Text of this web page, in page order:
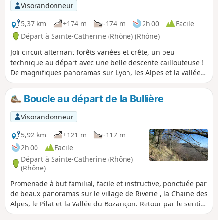
Visorandonneur
5,37 km
+174 m -174 m 2h 00
Facile
Départ à Sainte-Catherine (Rhône) (Rhône)
Joli circuit alternant forêts variées et crête, un peu
technique au départ avec une belle descente caillouteuse !
De magnifiques panoramas sur Lyon, les Alpes et la vallée
du Gier.
Boucle au départ de la Bullière
Visorandonneur
5,92 km
+121 m
-117 m
2h 00
Facile
Départ à Sainte-Catherine (Rhône)
(Rhône)
Promenade à but familial, facile et instructive, ponctuée par
de beaux panoramas sur le village de Riverie , la Chaine des
Alpes, le Pilat et la Vallée du Bozançon. Retour par le sentier
découverte et le chemin de ronde du village médiéval de